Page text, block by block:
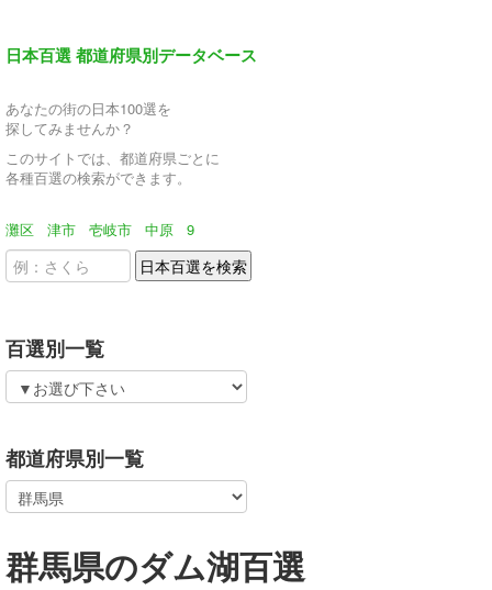
日本百選 都道府県別データベース
あなたの街の日本100選を
探してみませんか？
このサイトでは、都道府県ごとに
各種百選の検索ができます。
灘区 津市 壱岐市 中原 9
百選別一覧
都道府県別一覧
群馬県のダム湖百選